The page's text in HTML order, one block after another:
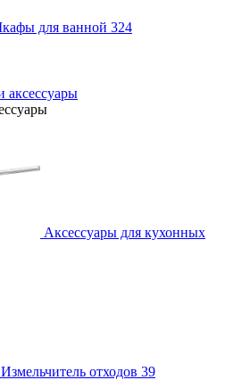
для ванной 324
Аксессуары для кухонных
Измельчитель отходов 39